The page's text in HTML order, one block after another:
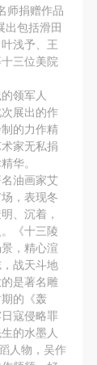
师捐赠作品
出包括滑田
浅予、王
三位美院
领军人
展出的作
的力作精
家无私捐
华。
油画家艾
，表现冬
、沉着，
《十三陵
，精心渲
战天斗地
是著名雕
的《轰
寇侵略罪
的水墨人
人物，吴作
术学院用
网络及其
国知识资
学院美
和平台，
同意按相
责任自
的风险意
相关法
并应该具
乐的良好
术学院用
网络及其
国知识资
学院美
和平台，
同意按相
责任自
的风险意
相关法
并应该具
乐的良好
术学院用
网络及其
国知识资
学院美
和平台，
同意按相
责任自
的风险意
相关法
并应该具
乐的良好
密码登录
发送验证码